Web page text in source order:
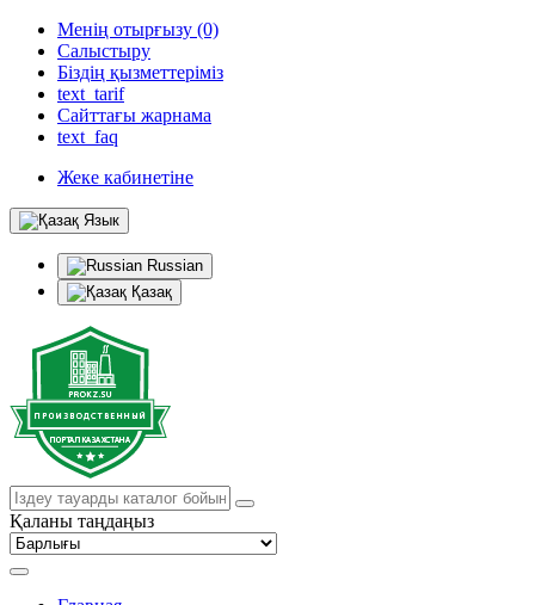
Менің отырғызу (0)
Салыстыру
Біздің қызметтеріміз
text_tarif
Сайттағы жарнама
text_faq
Жеке кабинетіне
Язык
Russian
Қазақ
Қаланы таңдаңыз